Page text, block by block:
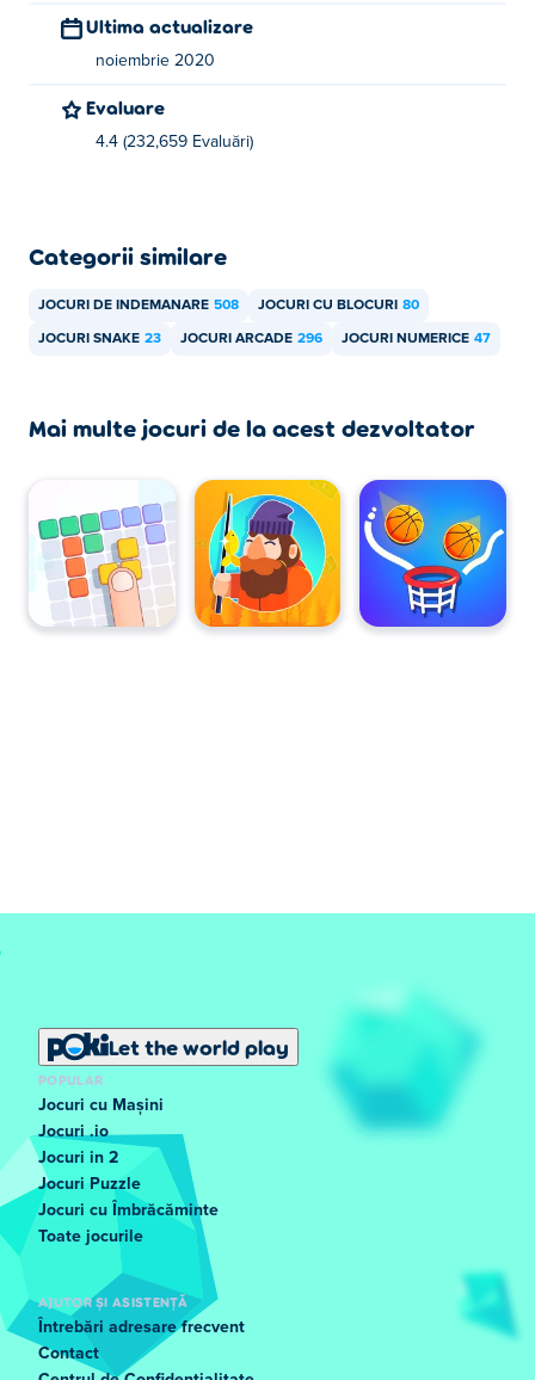
Ultima actualizare
noiembrie 2020
Evaluare
4.4 (232,659 Evaluări)
Categorii similare
JOCURI DE INDEMANARE 508 JOCURI CU BLOCURI 80
JOCURI SNAKE 23 JOCURI ARCADE 296 JOCURI NUMERICE 47
Mai multe jocuri de la acest dezvoltator
Let the world play
POPULAR
Jocuri cu Mașini
Jocuri .io
Jocuri in 2
Jocuri Puzzle
Jocuri cu Îmbrăcăminte
Toate jocurile
AJUTOR ȘI ASISTENȚĂ
Întrebări adresare frecvent
Contact